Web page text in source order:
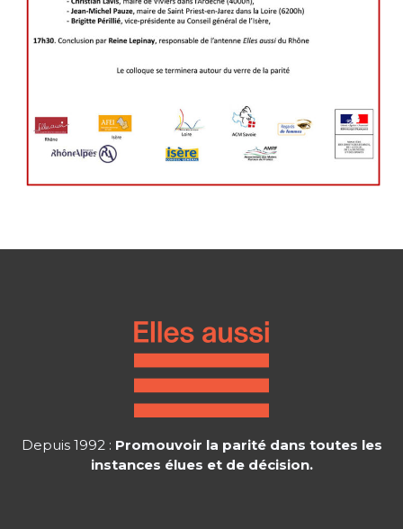
Depuis 1992 : Promouvoir la parité dans toutes les
instances élues et de décision.